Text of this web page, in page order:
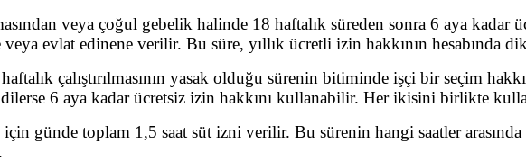
veya çoğul gebelik halinde 18 haftalık süreden sonra 6 aya kadar
evlat edinene verilir. Bu süre, yıllık ücretli izin hakkının hesabında
çalıştırılmasının yasak olduğu sürenin bitiminde işçi bir seçim
dilerse 6 aya kadar ücretsiz izin hakkını kullanabilir. Her ikisini birlikte
günde toplam 1,5 saat süt izni verilir. Bu sürenin hangi saatler arasında